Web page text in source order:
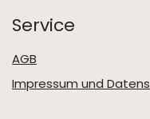
Service
AGB
Impressum und